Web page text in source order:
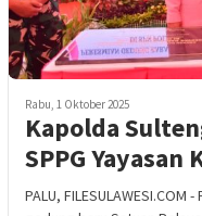
Rabu, 1 Oktober 2025
Kapolda
SPPG
PALU,